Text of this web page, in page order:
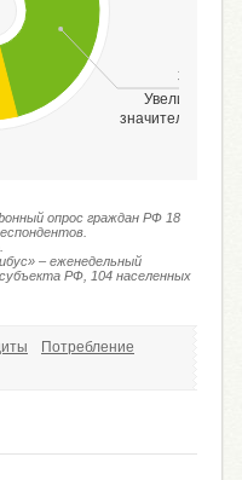
34%
Увеличит
значительно
опрос граждан РФ 18
– еженедельный
РФ, 104 населенных
Потребление